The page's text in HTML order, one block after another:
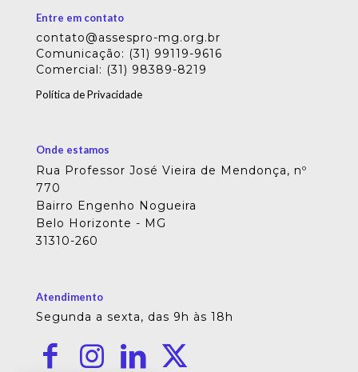
Entre em contato
contato@assespro-mg.org.br
Comunicação: (31) 99119-9616
Comercial: (31) 98389-8219
Política de Privacidade
Onde estamos
Rua Professor José Vieira de Mendonça, nº
770
Bairro Engenho Nogueira
Belo Horizonte - MG
31310-260
Atendimento
Segunda a sexta, das 9h às 18h